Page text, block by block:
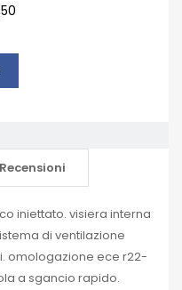
Recensioni
iniettato. visiera interna
di ventilazione
omologazione ece r22-
a sgancio rapido.